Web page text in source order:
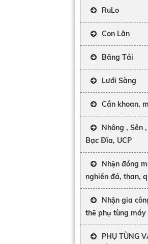
RuLo
Con Lăn
Băng Tải
Lưới Sàng
Cần khoan,
Nhông , Sên
Bạc Đĩa, UCP
Nhận đóng
nghiền đá, than,
Nhận gia
thế phụ tùng máy
PHỤ TÙNG